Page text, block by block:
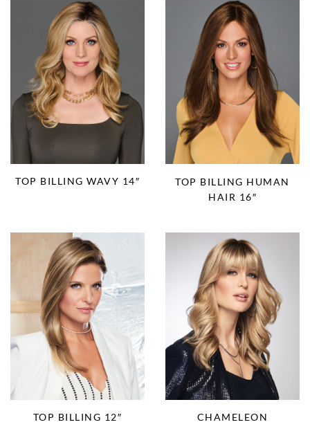
TOP BILLING WAVY 14″
TOP BILLING HUMAN
HAIR 16″
TOP BILLING 12″ CHAMELEON